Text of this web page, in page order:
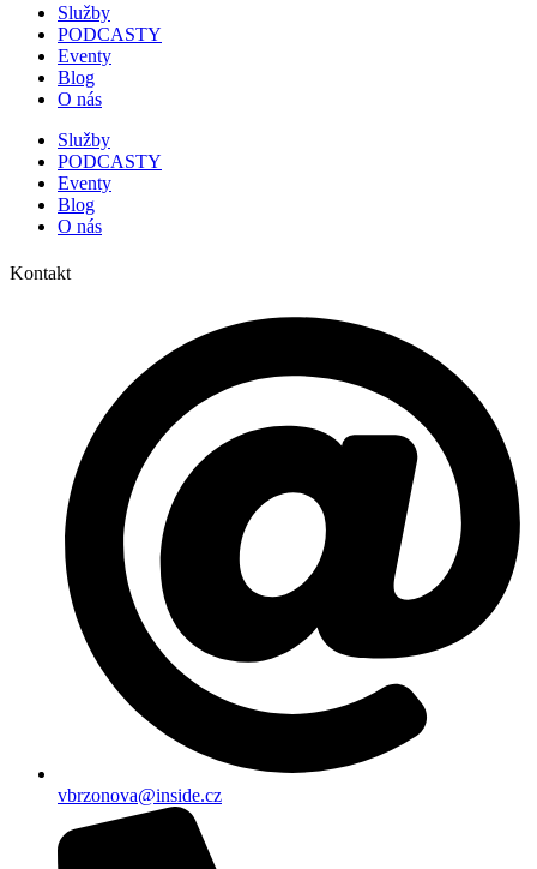
Služby
PODCASTY
Eventy
Blog
O nás
Služby
PODCASTY
Eventy
Blog
O nás
Kontakt
vbrzonova@inside.cz